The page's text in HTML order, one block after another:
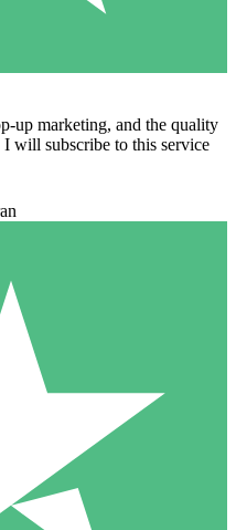
up marketing, and the quality
will subscribe to this service